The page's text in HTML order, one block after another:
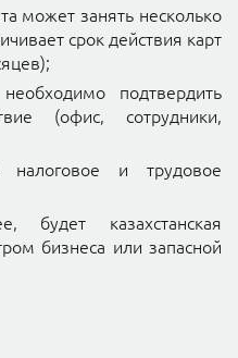
может занять несколько
срок действия карт
подтвердить
(офис, сотрудники,
налоговое и трудовое
будет казахстанская
бизнеса или запасной